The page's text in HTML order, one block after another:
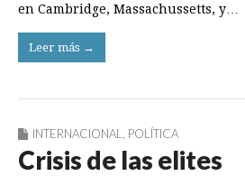
en Cambridge, Massachussetts, y…
Leer más →
INTERNACIONAL POLÍTICA
Crisis de las elites